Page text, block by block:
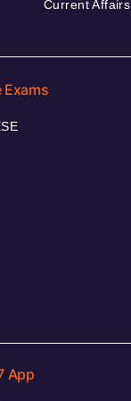
Current Affairs
Exams
App